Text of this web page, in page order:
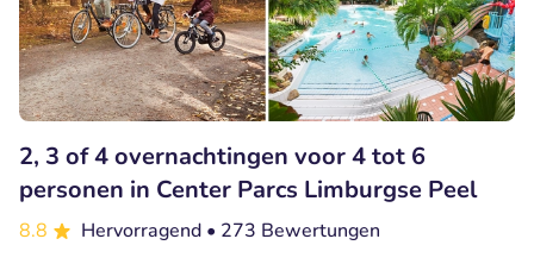
2, 3 of 4 overnachtingen voor 4 tot 6
personen in Center Parcs Limburgse Peel
8.8 Hervorragend • 273 Bewertungen